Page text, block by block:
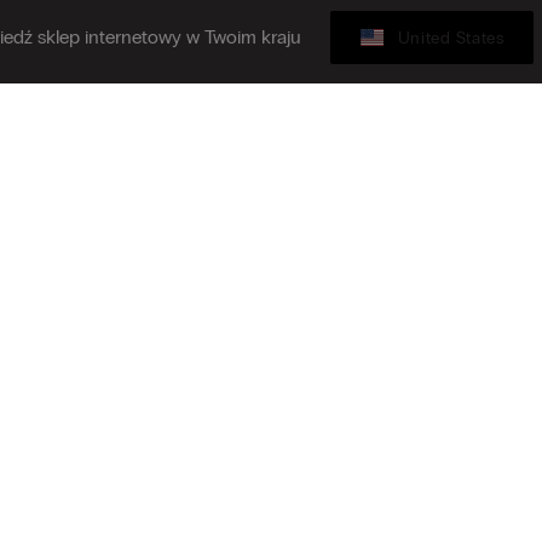
sklep internetowy w Twoim kraju United States